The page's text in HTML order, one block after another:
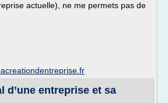
actuelle), ne me permets pas de
d’une entreprise et sa